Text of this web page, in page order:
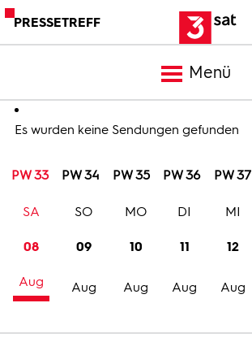
PRESSETREFF
Menü
Meldungen
Programm
Trailer
Bilder
Es wurden keine Sendungen gefunden
PW 33 PW 34 PW 35 PW 36 PW 37
08
Aug
SA
09
Aug
SO
10
Aug
MO
11
Aug
DI
12
Aug
MI